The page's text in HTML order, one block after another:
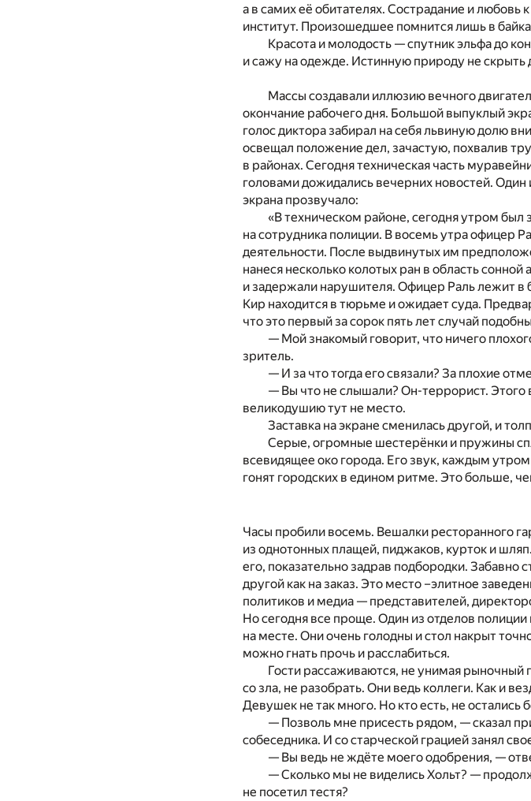
а в самих её обитателях. Сострадание и
институт. Произошедшее помнится лишь в
Красота и молодость — спутник эльфа до
и сажу на одежде. Истинную природу не
Массы создавали иллюзию вечного
окончание рабочего дня. Большой выпуклый
голос диктора забирал на себя львиную долю
освещал положение дел, зачастую, похвалив
в районах. Сегодня техническая часть
головами дожидались вечерних новостей. Один
экрана прозвучало:
«В техническом районе, сегодня утром
на сотрудника полиции. В восемь утра офицер
деятельности. После выдвинутых им
нанеся несколько колотых ран в область
и задержали нарушителя. Офицер Раль лежит в
Кир находится в тюрьме и ожидает суда.
что это первый за сорок пять лет случай
— Мой знакомый говорит, что ничего
зритель.
— И за что тогда его связали? За плохие
— Вы что не слышали? Он-террорист.
великодушию тут не место.
Заставка на экране сменилась другой, и
Серые, огромные шестерёнки и пружины
всевидящее око города. Его звук, каждым
гонят городских в едином ритме. Это больше,
Часы пробили восемь. Вешалки ресторанного
из однотонных плащей, пиджаков, курток и
его, показательно задрав подбородки.
другой как на заказ. Это место –элитное
политиков и медиа — представителей,
Но сегодня все проще. Один из отделов
на месте. Они очень голодны и стол накрыт
можно гнать прочь и расслабиться.
Гости рассаживаются, не унимая рыночный
со зла, не разобрать. Они ведь коллеги. Как и
Девушек не так много. Но кто есть, не остались
— Позволь мне присесть рядом, — сказал
собеседника. И со старческой грацией занял
— Вы ведь не ждёте моего одобрения, —
— Сколько мы не виделись Хольт? —
не посетил тестя?